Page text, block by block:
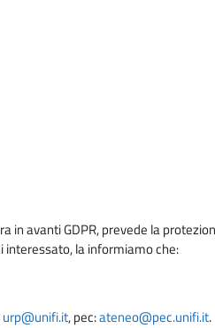
in avanti GDPR, prevede la
interessato, la informiamo che:
urp@unifi.it, pec:ateneo@pec.unifi.it.